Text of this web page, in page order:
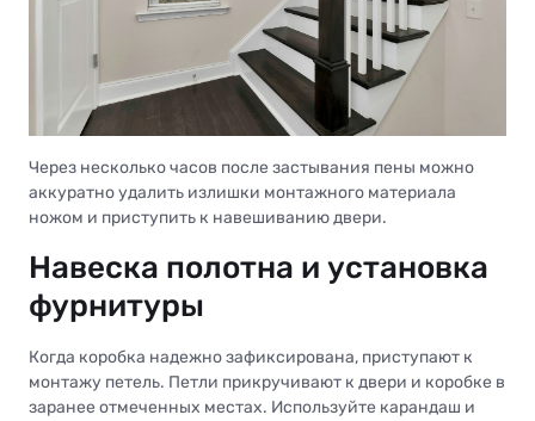
Через несколько часов после застывания пены можно
аккуратно удалить излишки монтажного материала
ножом и приступить к навешиванию двери.
Навеска полотна и установка
фурнитуры
Когда коробка надежно зафиксирована, приступают к
монтажу петель. Петли прикручивают к двери и коробке в
заранее отмеченных местах. Используйте карандаш и